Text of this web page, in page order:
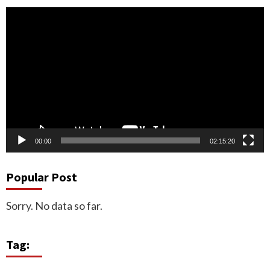
00:00 02:15:20
Popular Post
Sorry. No data so far.
Tag: